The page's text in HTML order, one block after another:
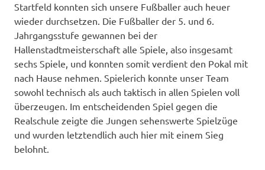
Startfeld konnten sich unsere Fußballer auch heuer
wieder durchsetzen. Die Fußballer der 5. und 6.
Jahrgangsstufe gewannen bei der
Hallenstadtmeisterschaft alle Spiele, also insgesamt
sechs Spiele, und konnten somit verdient den Pokal mit
nach Hause nehmen. Spielerich konnte unser Team
sowohl technisch als auch taktisch in allen Spielen voll
überzeugen. Im entscheidenden Spiel gegen die
Realschule zeigte die Jungen sehenswerte Spielzüge
und wurden letztendlich auch hier mit einem Sieg
belohnt.